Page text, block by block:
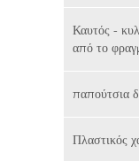
Καυτός -
από το
παπούτσια
Πλαστικός